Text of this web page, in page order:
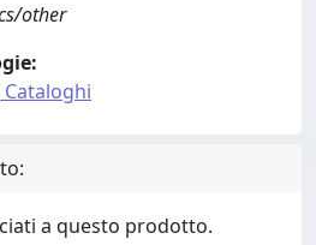
other
a questo prodotto.